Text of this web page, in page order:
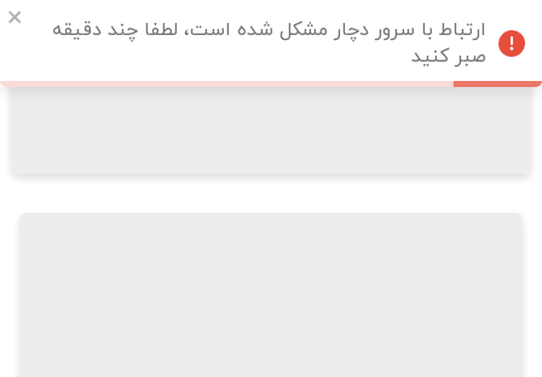
ارتباط با سرور دچار مشکل شده است، لطفا چند دقیقه
صبر کنید